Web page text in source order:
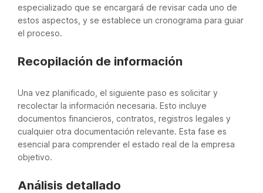
especializado que se encargará de revisar cada uno de
estos aspectos, y se establece un cronograma para guiar
el proceso.
Recopilación de información
Una vez planificado, el siguiente paso es solicitar y
recolectar la información necesaria. Esto incluye
documentos financieros, contratos, registros legales y
cualquier otra documentación relevante. Esta fase es
esencial para comprender el estado real de la empresa
objetivo.
Análisis detallado